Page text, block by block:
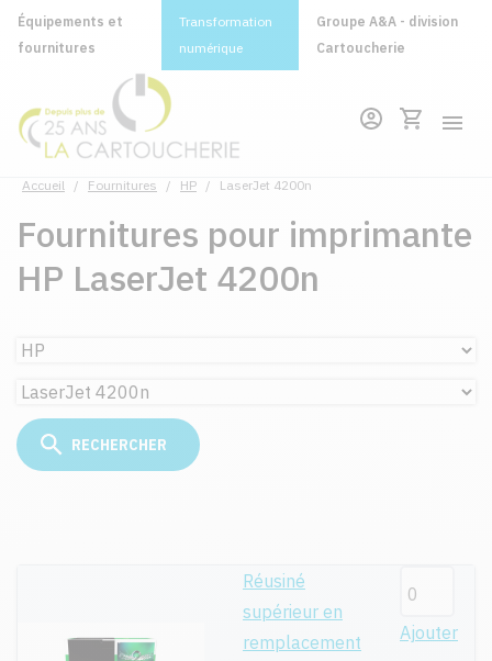
Équipements et
fournitures
Transformation
numérique
Groupe A&A - division
Cartoucherie
Accueil / Fournitures / HP / LaserJet 4200n
Fournitures pour imprimante
HP LaserJet 4200n
Réusiné
supérieur en
remplacement
Ajouter